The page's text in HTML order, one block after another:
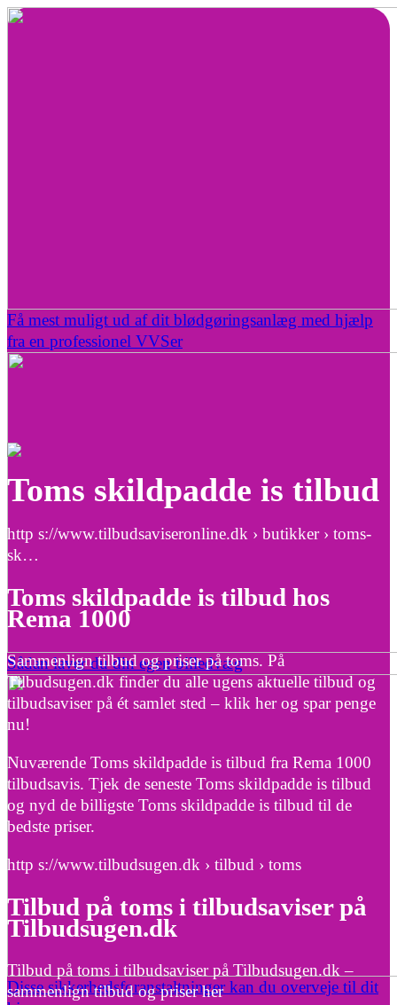
Få mest muligt ud af dit blødgøringsanlæg med hjælp
fra en professionel VVSer
Sådan laver du din egen billedvæg
Disse sikkerhedsforanstaltninger kan du overveje til dit
Toms skildpadde is tilbud
http s://www.tilbudsaviseronline.dk › butikker › toms-
sk…
Toms skildpadde is tilbud hos
Rema 1000
Sammenlign tilbud og priser på toms. På
Tilbudsugen.dk finder du alle ugens aktuelle tilbud og
tilbudsaviser på ét samlet sted – klik her og spar penge
nu!
Nuværende Toms skildpadde is tilbud fra Rema 1000
tilbudsavis. Tjek de seneste Toms skildpadde is tilbud
og nyd de billigste Toms skildpadde is tilbud til de
bedste priser.
http s://www.tilbudsugen.dk › tilbud › toms
Tilbud på toms i tilbudsaviser på
Tilbudsugen.dk
Tilbud på toms i tilbudsaviser på Tilbudsugen.dk –
sammenlign tilbud og priser her